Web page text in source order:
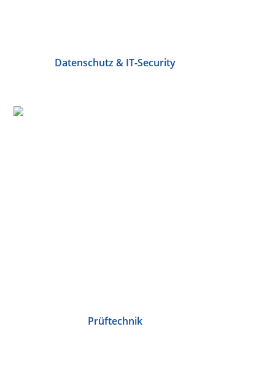
Datenschutz & IT-Security
Prüftechnik